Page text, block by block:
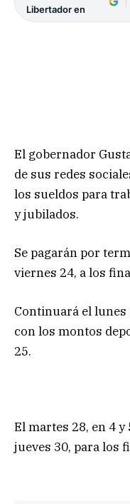
Libertador en
El gobernador
de sus redes
los sueldos para
y jubilados.
Se pagarán por
viernes 24, a los
Continuará el lunes
con los montos
25.
El martes 28, en 4 y
jueves 30, para los